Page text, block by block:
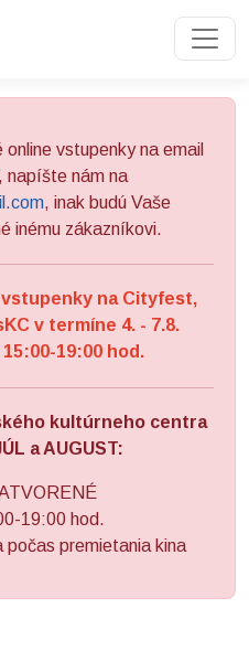
vstupenky na email
napíšte nám na
, inak budú Vaše
inému zákazníkovi.
na Cityfest,
v termíne 4. - 7.8.
19:00 hod.
kultúrneho centra
a AUGUST:
19:00 hod.
premietania kina